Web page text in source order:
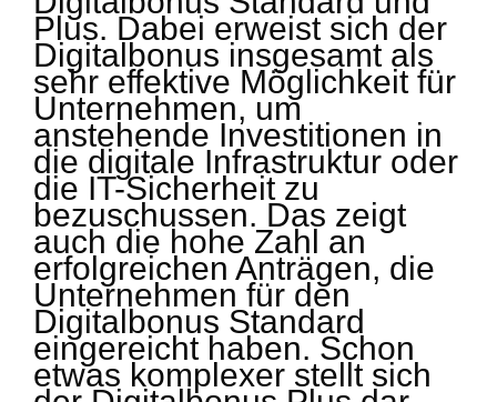
Plus. Dabei erweist sich der
Digitalbonus insgesamt als
sehr effektive Möglichkeit für
Unternehmen, um
anstehende Investitionen in
die digitale Infrastruktur oder
die IT-Sicherheit zu
bezuschussen. Das zeigt
auch die hohe Zahl an
erfolgreichen Anträgen, die
Unternehmen für den
Digitalbonus Standard
eingereicht haben. Schon
etwas komplexer stellt sich